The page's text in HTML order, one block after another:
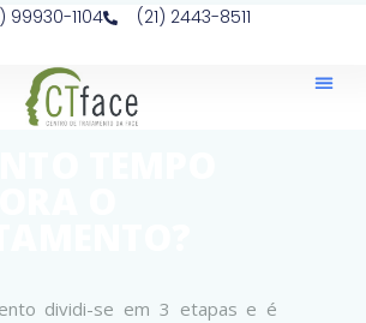
99930-1104 (21) 2443-8511
dividi-se em 3 etapas e é